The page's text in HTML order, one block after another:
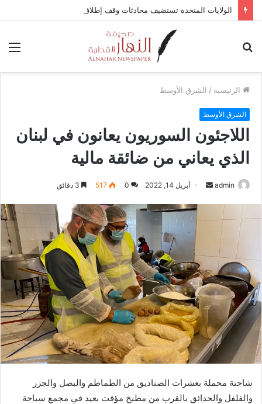
الرئيسية / الشرق الأوسط
الشرق الأوسط
اللاجئون السوريون يعانون في لبنان
الذي يعاني من ضائقة مالية
admin
ر
ي
د
ا
إ
ل
ك
ت
و
ن
أبريل 14, 2022 0
517
شاحنة محملة بعشرات الصناديق من الطماطم والبصل والجزر
والفلفل والحدائق بالقرب من مطبخ مؤقت بعيد في مجمع سباحة